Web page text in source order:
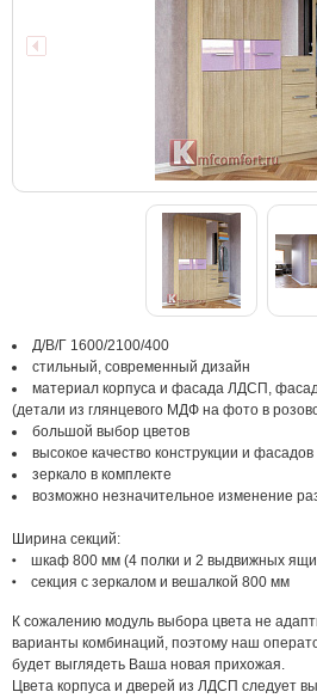
Д/В/Г 1600/2100/400
стильный, современный дизайн
материал корпуса и фасада ЛДСП,
(детали из глянцевого МДФ на фото в
большой выбор цветов
высокое качество конструкции и фасадов
зеркало в комплекте
возможно незначительное изменение
Ширина секций:
шкаф 800 мм (4 полки и 2 выдвижных
секция с зеркалом и вешалкой 800 мм
К сожалению модуль выбора цвета не
варианты комбинаций, поэтому наш
будет выглядеть Ваша новая прихожая.
Цвета корпуса и дверей из ЛДСП следует